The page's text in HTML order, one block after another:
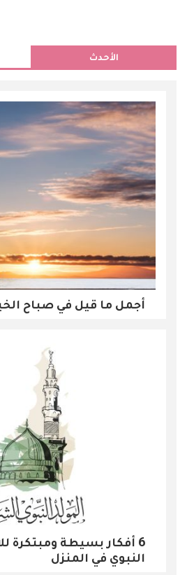
الأحدث
أجمل ما قيل في صباح
6 أفكار بسيطة ومبتكرة
النبوي في المنزل